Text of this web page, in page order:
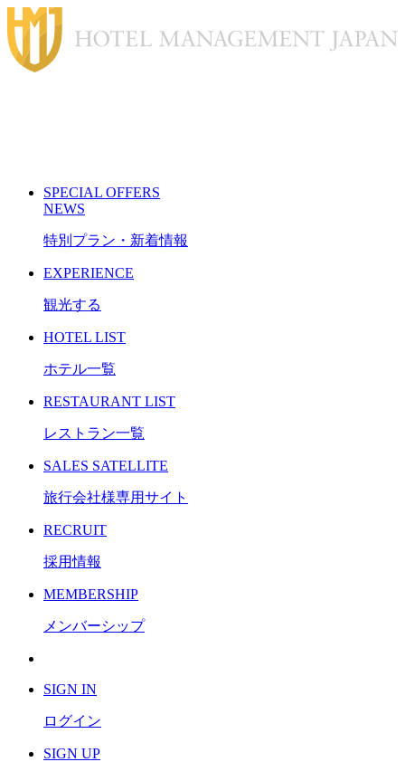
SPECIAL OFFERS
NEWS
特別プラン・新着情報
EXPERIENCE
観光する
HOTEL LIST
ホテル一覧
RESTAURANT LIST
レストラン一覧
SALES SATELLITE
旅行会社様専用サイト
RECRUIT
採用情報
MEMBERSHIP
メンバーシップ
SIGN IN
ログイン
SIGN UP